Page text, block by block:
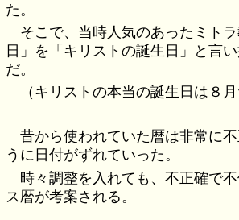
た。
そこで、当時人気のあったミト
日」を「キリストの誕生日」と言
だ。
（キリストの本当の誕生日は８月
昔から使われていた暦は非常に
うに日付がずれていった。
時々調整を入れても、不正確で
ス暦が考案される。